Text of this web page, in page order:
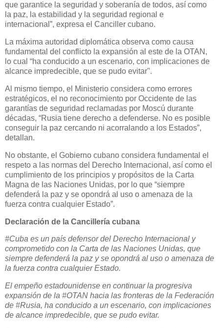
que garantice la seguridad y soberanía de todos, así como
la paz, la estabilidad y la seguridad regional e
internacional”, expresa el Canciller cubano.
La máxima autoridad diplomática observa como causa
fundamental del conflicto la expansión al este de la OTAN,
lo cual “ha conducido a un escenario, con implicaciones de
alcance impredecible, que se pudo evitar".
Al mismo tiempo, el Ministerio considera como errores
estratégicos, el no reconocimiento por Occidente de las
garantías de seguridad reclamadas por Moscú durante
décadas, “Rusia tiene derecho a defenderse. No es posible
conseguir la paz cercando ni acorralando a los Estados”,
detallan.
No obstante, el Gobierno cubano considera fundamental el
respeto a las normas del Derecho Internacional, así como el
cumplimiento de los principios y propósitos de la Carta
Magna de las Naciones Unidas, por lo que “siempre
defenderá la paz y se opondrá al uso o amenaza de la
fuerza contra cualquier Estado”.
Declaración de la Cancillería cubana
#Cuba es un país defensor del Derecho Internacional y
comprometido con la Carta de las Naciones Unidas, que
siempre defenderá la paz y se opondrá al uso o amenaza de
la fuerza contra cualquier Estado.
El empeño estadounidense en continuar la progresiva
expansión de la #OTAN hacia las fronteras de la Federación
de #Rusia, ha conducido a un escenario, con implicaciones
de alcance impredecible, que se pudo evitar.